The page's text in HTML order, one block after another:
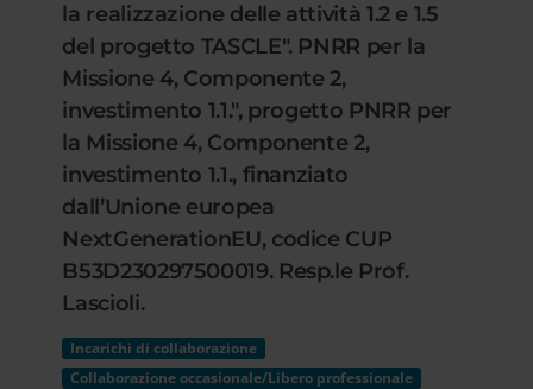
la realizzazione delle attività 1.2 e 1.5
del progetto TASCLE". PNRR per la
Missione 4, Componente 2,
investimento 1.1.", progetto PNRR per
la Missione 4, Componente 2,
investimento 1.1., finanziato
dall’Unione europea
NextGenerationEU, codice CUP
B53D230297500019. Resp.le Prof.
Lascioli.
Incarichi di collaborazione
Collaborazione occasionale/Libero professionale